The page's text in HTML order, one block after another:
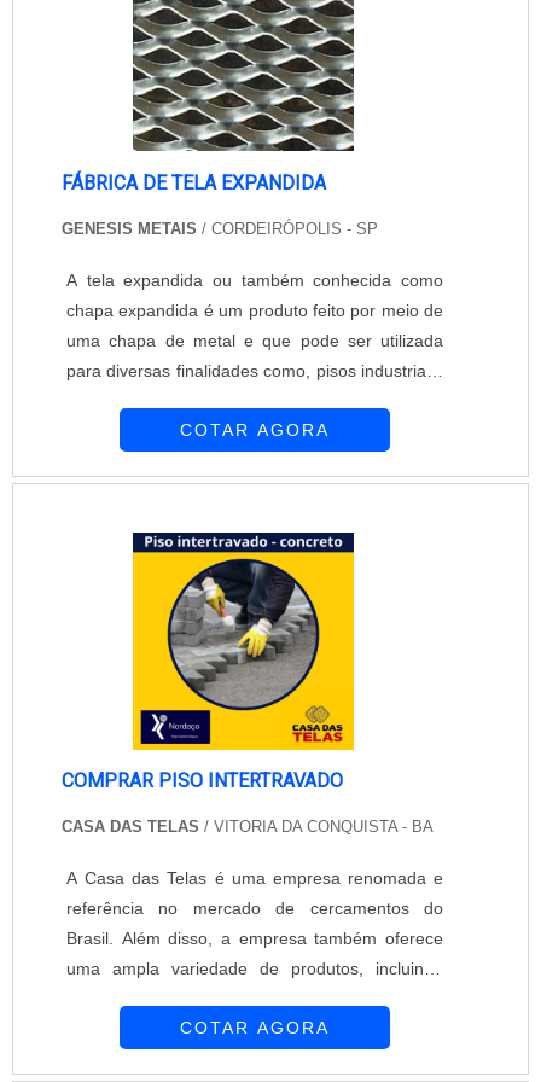
FÁBRICA DE TELA EXPANDIDA
GENESIS METAIS / CORDEIRÓPOLIS - SP
A tela expandida ou também conhecida como
chapa expandida é um produto feito por meio de
uma chapa de metal e que pode ser utilizada
para diversas finalidades como, pisos industriais,
divisórias, móveis, escadas e muitos outros. O
então passa por corte e depois é expandida....
COTAR AGORA
COMPRAR PISO INTERTRAVADO
CASA DAS TELAS / VITORIA DA CONQUISTA - BA
A Casa das Telas é uma empresa renomada e
referência no mercado de cercamentos do
Brasil. Além disso, a empresa também oferece
uma ampla variedade de produtos, incluindo
intertravados são uma excelente opção para
COTAR AGORA